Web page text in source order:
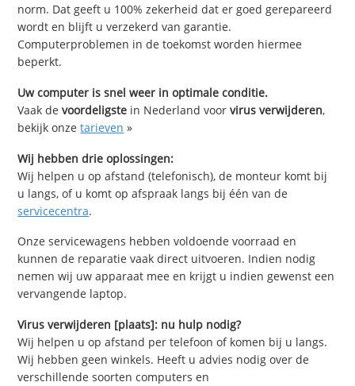
norm. Dat geeft u 100% zekerheid dat er goed gerepareerd
wordt en blijft u verzekerd van garantie.
Computerproblemen in de toekomst worden hiermee
beperkt.
Uw computer is snel weer in optimale conditie.
Vaak devoordeligste in Nederland voorvirus verwijderen,
bekijk onzetarieven »
Wij hebben drie oplossingen:
Wij helpen u op afstand (telefonisch), de monteur komt bij
u langs, of u komt op afspraak langs bij één van de
servicecentra.
Onze servicewagens hebben voldoende voorraad en
kunnen de reparatie vaak direct uitvoeren. Indien nodig
nemen wij uw apparaat mee en krijgt u indien gewenst een
vervangende laptop.
Virus verwijderen [plaats]: nu hulp nodig?
Wij helpen u op afstand per telefoon of komen bij u langs.
Wij hebben geen winkels. Heeft u advies nodig over de
verschillende soorten computers en